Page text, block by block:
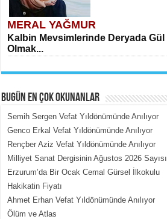
MERAL YAĞMUR
Kalbin Mevsimlerinde Deryada Gül
Olmak...
MEHMET ÇOBAN
İçerdeki Put Dışardaki Maskeler...
BUGÜN EN ÇOK OKUNANLAR
Semih Sergen Vefat Yıldönümünde Anılıyor
Genco Erkal Vefat Yıldönümünde Anılıyor
Rençber Aziz Vefat Yıldönümünde Anılıyor
Milliyet Sanat Dergisinin Ağustos 2026 Sayısı
Erzurum’da Bir Ocak Cemal Gürsel İlkokulu
Hakikatin Fiyatı
Ahmet Erhan Vefat Yıldönümünde Anılıyor
Ölüm ve Atlas